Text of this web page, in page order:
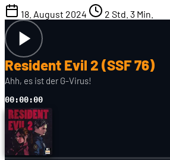
18. August 2024 2 Std. 3 Min.
Resident Evil 2 (SSF 76)
Ahh, es ist der G-Virus!
00:00:00